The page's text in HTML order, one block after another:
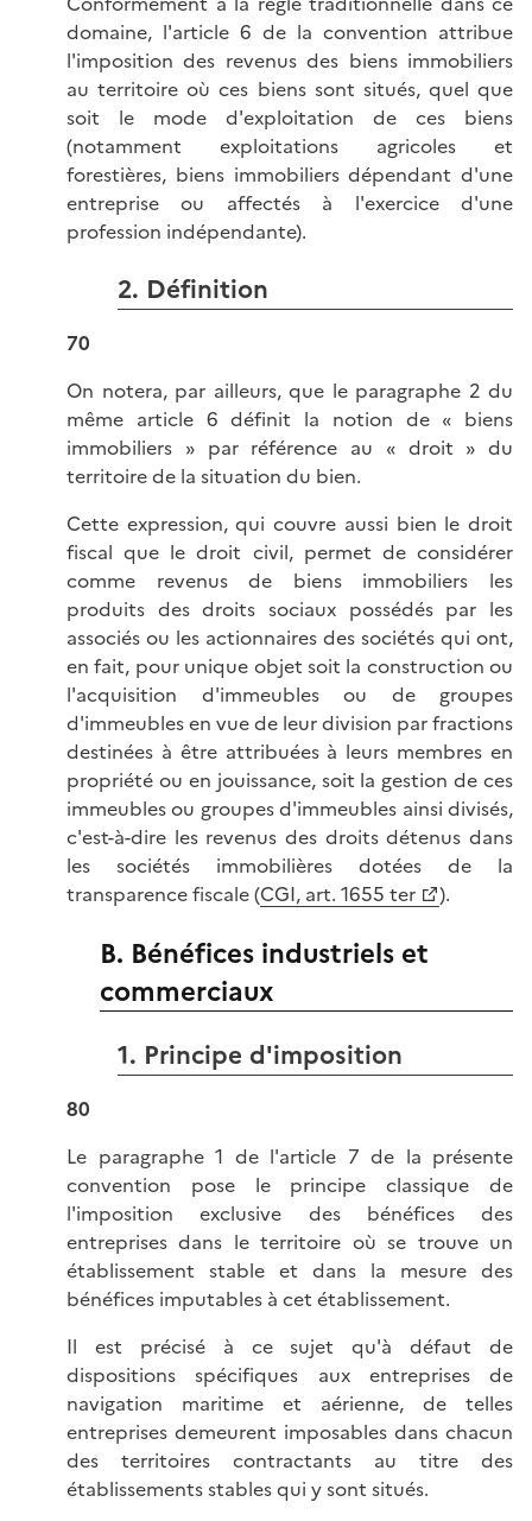
domaine, l'article 6 de la convention attribue
l'imposition des revenus des biens immobiliers
au territoire où ces biens sont situés, quel que
soit le mode d'exploitation de ces biens
(notamment exploitations agricoles et
forestières, biens immobiliers dépendant d'une
entreprise ou affectés à l'exercice d'une
profession indépendante).
2. Définition
70
On notera, par ailleurs, que le paragraphe 2 du
même article 6 définit la notion de « biens
immobiliers » par référence au « droit » du
territoire de la situation du bien.
Cette expression, qui couvre aussi bien le droit
fiscal que le droit civil, permet de considérer
comme revenus de biens immobiliers les
produits des droits sociaux possédés par les
associés ou les actionnaires des sociétés qui ont,
en fait, pour unique objet soit la construction ou
l'acquisition d'immeubles ou de groupes
d'immeubles en vue de leur division par fractions
destinées à être attribuées à leurs membres en
propriété ou en jouissance, soit la gestion de ces
immeubles ou groupes d'immeubles ainsi divisés,
c'est-à-dire les revenus des droits détenus dans
les sociétés immobilières dotées de la
transparence fiscale (CGI, art. 1655 ter ).
B. Bénéfices industriels et
commerciaux
1. Principe d'imposition
80
Le paragraphe 1 de l'article 7 de la présente
convention pose le principe classique de
l'imposition exclusive des bénéfices des
entreprises dans le territoire où se trouve un
établissement stable et dans la mesure des
bénéfices imputables à cet établissement.
Il est précisé à ce sujet qu'à défaut de
dispositions spécifiques aux entreprises de
navigation maritime et aérienne, de telles
entreprises demeurent imposables dans chacun
des territoires contractants au titre des
établissements stables qui y sont situés.